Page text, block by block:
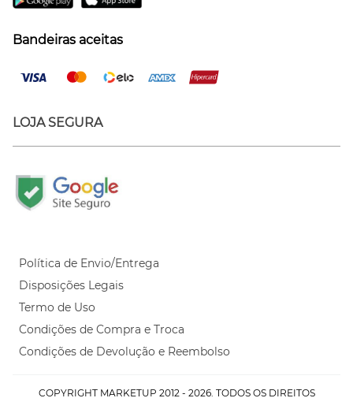
Bandeiras aceitas
LOJA SEGURA
Política de Envio/Entrega
Disposições Legais
Termo de Uso
Condições de Compra e Troca
Condições de Devolução e Reembolso
COPYRIGHT MARKETUP 2012 - 2026. TODOS OS DIREITOS